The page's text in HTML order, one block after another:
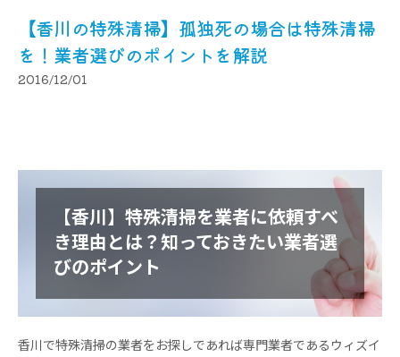
【香川の特殊清掃】孤独死の場合は特殊清掃
を！業者選びのポイントを解説
2016/12/01
【香川】特殊清掃を業者に依頼すべ
き理由とは？知っておきたい業者選
びのポイント
香川で特殊清掃の業者をお探しであれば専門業者であるウィズイ